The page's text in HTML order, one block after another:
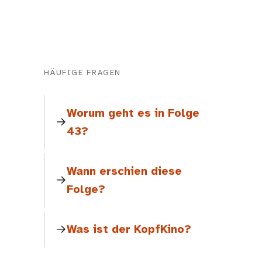
HÄUFIGE FRAGEN
Worum geht es in Folge
43?
Wann erschien diese
Folge?
Was ist der KopfKino?